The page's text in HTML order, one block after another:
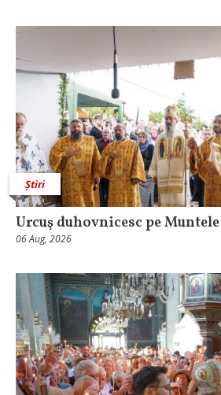
Știri
Urcuş duhovnicesc pe
06 Aug, 2026